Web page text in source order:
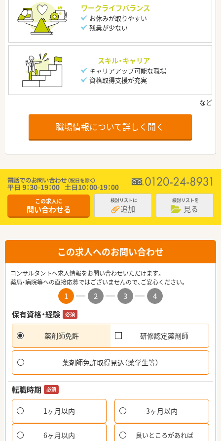
ワークライフバランス
お休みが取りやすい
残業が少ない
スキル・キャリア
キャリアアップ可能な職場
資格取得支援が充実
職場情報について詳しく聞く
この求人に
問い合わせる
検討リストに
追加
検討リストを
見る
この求人へのお問い合わせ
コンサルタントへ求人情報をお問い合わせいただけます。
薬局・病院等への直接応募ではございませんので、ご安心ください。
1 2 3
4
保有資格・経験
必須
薬剤師免許 研修認定薬剤師
薬剤師免許取得見込（薬学生等）
転職時期 必須
1ヶ月以内 3ヶ月以内
6ヶ月以内 良いところがあれば